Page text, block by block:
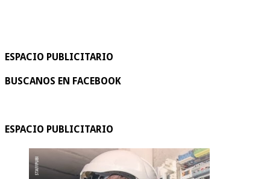
ESPACIO PUBLICITARIO
BUSCANOS EN FACEBOOK
ESPACIO PUBLICITARIO